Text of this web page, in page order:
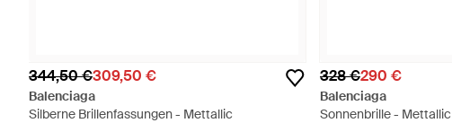
344,50 €309,50 €
Balenciaga
Silberne Brillenfassungen - Mettallic
328 €290 €
Balenciaga
Sonnenbrille - Mettallic